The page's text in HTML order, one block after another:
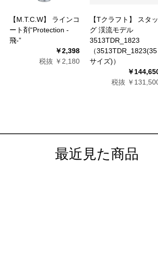
【M.T.C.W】 ラインコ
ート剤“Protection -
飛-”
￥2,398
税抜 ￥2,180
【Tクラフト】 スタッ
グ 渓流モデル
3513TDR_1823
（3513TDR_1823(35
サイズ)）
￥
税抜 ￥
最近見た商品